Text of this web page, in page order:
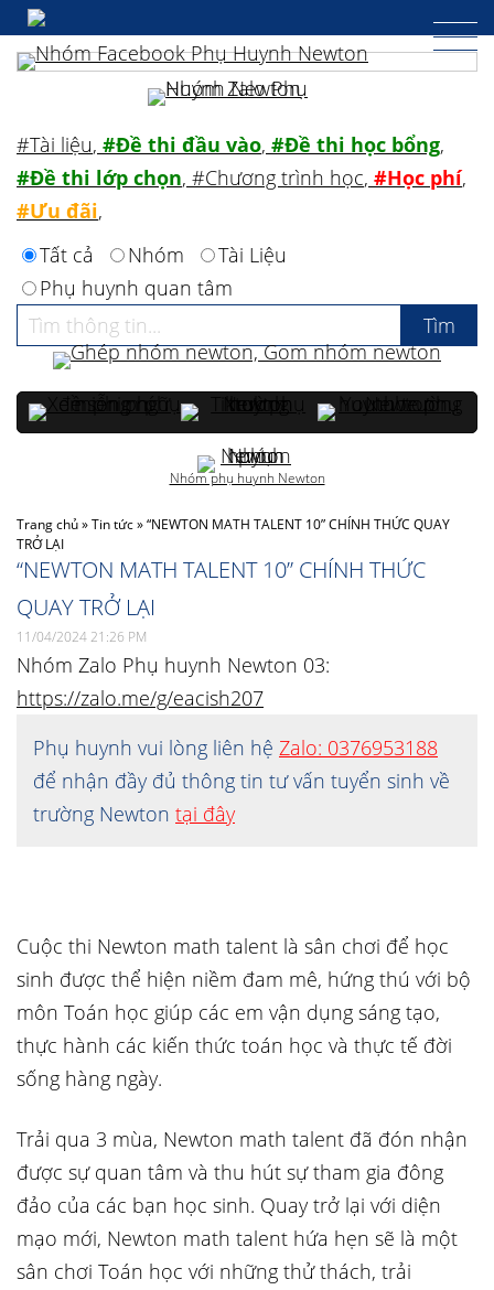
Trang chủ»Tin tức»“NEWTON MATH TALENT 10” CHÍNH THỨC QUAY
TRỞ LẠI
“NEWTON MATH TALENT 10” CHÍNH THỨC
QUAY TRỞ LẠI
11/04/2024 21:26 PM
Nhóm Zalo Phụ huynh Newton 03:
https://zalo.me/g/eacish207
Phụ huynh vui lòng liên hệ Zalo: 0376953188
để nhận đầy đủ thông tin tư vấn tuyển sinh về
trường Newton tại đây
Cuộc thi Newton math talent là sân chơi để học
sinh được thể hiện niềm đam mê, hứng thú với bộ
môn Toán học giúp các em vận dụng sáng tạo,
thực hành các kiến thức toán học và thực tế đời
sống hàng ngày.
Trải qua 3 mùa, Newton math talent đã đón nhận
được sự quan tâm và thu hút sự tham gia đông
đảo của các bạn học sinh. Quay trở lại với diện
mạo mới, Newton math talent hứa hẹn sẽ là một
sân chơi Toán học với những thử thách, trải
#Tài liệu, #Đề thi đầu vào, #Đề thi học bổng,
#Đề thi lớp chọn, #Chương trình học, #Học phí,
#Ưu đãi,
Tất cả
Nhóm
Tài Liệu
Phụ huynh quan tâm
Nhóm phụ huynh Newton